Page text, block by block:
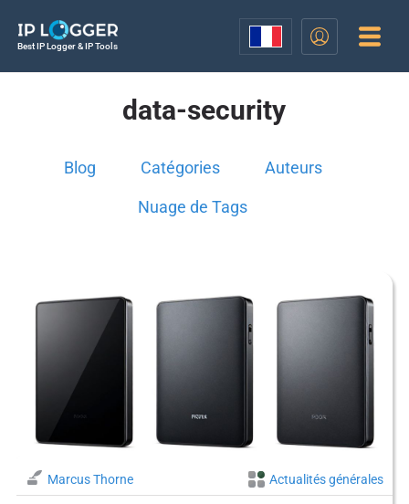
Best IP Logger & IP Tools
data-security
Blog Catégories Auteurs
Nuage de Tags
Marcus Thorne Actualités générales